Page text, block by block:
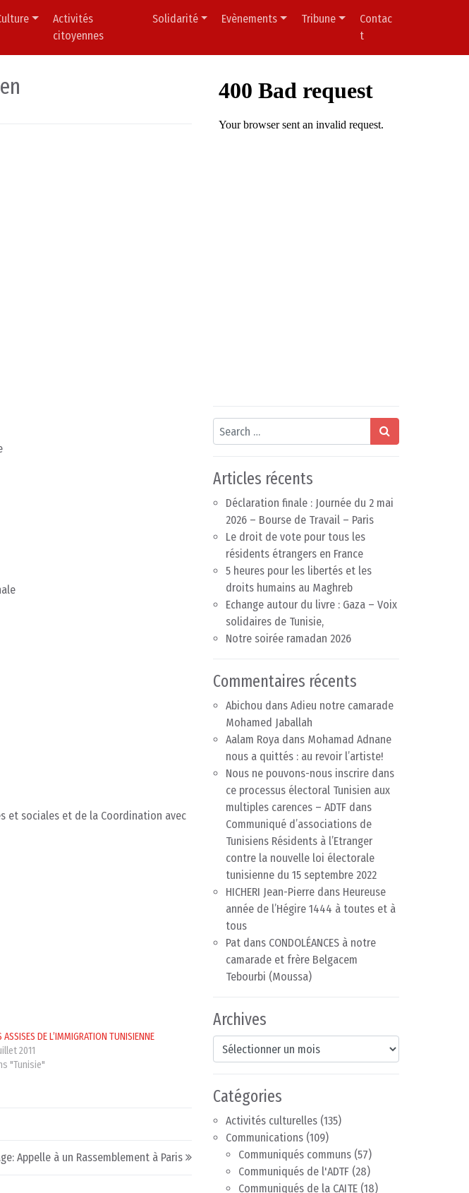
Activités
citoyennes
Solidarité Evènements Tribune
Contac
t
et sociales et de la Coordination avec
ASSISES DE L’IMMIGRATION TUNISIENNE
2011
"Tunisie"
Appelle à un Rassemblement à Paris
Search
Articles récents
Déclaration finale : Journée du 2 mai
2026 – Bourse de Travail – Paris
Le droit de vote pour tous les
résidents étrangers en France
5 heures pour les libertés et les
droits humains au Maghreb
Echange autour du livre : Gaza – Voix
solidaires de Tunisie,
Notre soirée ramadan 2026
Commentaires récents
Abichou dans Adieu notre camarade
Mohamed Jaballah
Aalam Roya dans Mohamad Adnane
nous a quittés : au revoir l’artiste!
Nous ne pouvons-nous inscrire dans
ce processus électoral Tunisien aux
multiples carences – ADTF dans
Communiqué d’associations de
Tunisiens Résidents à l’Etranger
contre la nouvelle loi électorale
tunisienne du 15 septembre 2022
HICHERI Jean-Pierre dans Heureuse
année de l’Hégire 1444 à toutes et à
tous
Pat dans CONDOLÉANCES à notre
camarade et frère Belgacem
Tebourbi (Moussa)
Archives
Archives
Catégories
Activités culturelles (135)
Communications (109)
Communiqués communs (57)
Communiqués de l'ADTF (28)
Communiqués de la CAITE (18)